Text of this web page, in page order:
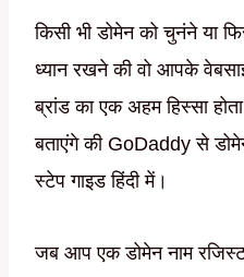
किसी भी डोमेन को चुनंने या
ध्यान रखने की वो आपके
ब्रांड का एक अहम हिस्सा
बताएंगे की GoDaddy से
स्टेप गाइड हिंदी में।
जब आप एक डोमेन नाम